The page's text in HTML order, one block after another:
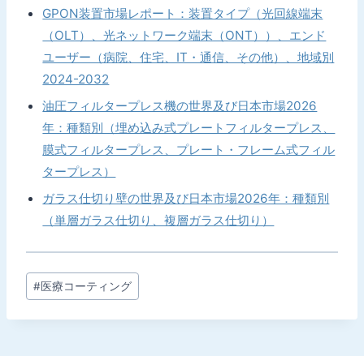
GPON装置市場レポート：装置タイプ（光回線端末
（OLT）、光ネットワーク端末（ONT））、エンド
ユーザー（病院、住宅、IT・通信、その他）、地域別
2024-2032
油圧フィルタープレス機の世界及び日本市場2026
年：種類別（埋め込み式プレートフィルタープレス、
膜式フィルタープレス、プレート・フレーム式フィル
タープレス）
ガラス仕切り壁の世界及び日本市場2026年：種類別
（単層ガラス仕切り、複層ガラス仕切り）
投
稿
タ
#医療コーティング